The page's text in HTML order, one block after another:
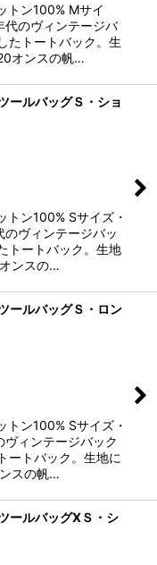
トン100% Mサイ
代のヴィンテージバ
たトートバック。生
オンスの帆…
ールバッグＳ・ショ
ン100% Sサイズ・
ヴィンテージバッ
トートバック。生地
ンスの…
ールバッグＳ・ロン
ン100% Sサイズ・
ィンテージバック
ートバック。生地に
スの帆…
ールバッグXＳ・シ